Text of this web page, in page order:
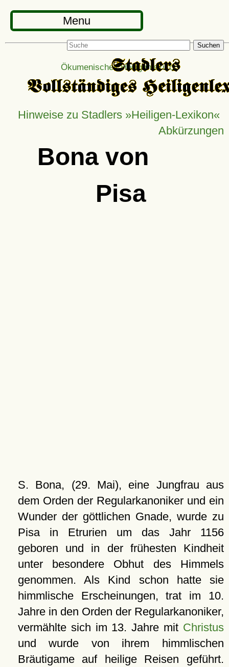
Menu
Suchen
Hinweise zu Stadlers »Heiligen-Lexikon«
Abkürzungen
Bona von
Pisa
S. Bona, (29. Mai), eine Jungfrau aus
dem Orden der Regularkanoniker und ein
Wunder der göttlichen Gnade, wurde zu
Pisa in Etrurien um das Jahr 1156
geboren und in der frühesten Kindheit
unter besondere Obhut des Himmels
genommen. Als Kind schon hatte sie
himmlische Erscheinungen, trat im 10.
Jahre in den Orden der Regularkanoniker,
vermählte sich im 13. Jahre mit Christus
und wurde von ihrem himmlischen
Bräutigame auf heilige Reisen geführt.
Ökumenisches Heiligenlexikon